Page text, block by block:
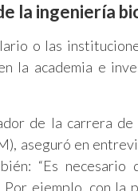
la ingeniería
o las
la academia e
de la carrera
aseguró en
“Es
ejemplo, con